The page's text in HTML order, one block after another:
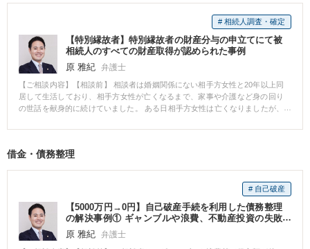
関する事情を詳細に聞き取るとともに、上司の配偶者と他の男性の関係性が
相当程度親密であることが伺えるLINEのやりとりを証拠として揃えることが
できたため、訴訟では、相談者が親密な関係にいたる相当以前の段階で既に
夫婦関係は破綻していたという方針で進めました。 上司の配偶者は自らの不
貞は一切認めませんでしたが、裁判の本人質問の場では、提出した証拠と供
述の矛盾点を的確に指摘し、判決において請求棄却が認められました。 【先
生のコメント】 相手方女性は自らの離婚を有利に進めるべく、相談者の不貞
関係の証拠として探偵をつける等入念な準備をしていましたが、こちらも丹
認められました。
# 相続人調査・確定
【特別縁故者】特別縁故者の財産分与の申立てにて被
相続人のすべての財産取得が認められた事例
原 雅紀 弁護士
【ご相談内容】【相談前】 相談者は婚姻関係にない相手方女性と20年以上同
居して生活しており、相手方女性が亡くなるまで、家事や介護など身の回り
の世話を献身的に続けていました。 ある日相手方女性は亡くなりましたが、
況でした。 遺産として数千万円以上の預貯金と不動産が残された状態になり
せんでしたので、当該遺産をどうすべきかご相談をいただきました。 【相談
別縁故者該当性について、証拠と共に詳細な主張を行った結果、相手方女性
のすべての財産を取得する内容での審判を獲得することができました。 【先
生のコメント】 特別縁故者として財産分与が認められるためには、「生計同
一者、療養看護者に準ずる程度に被相続人との間に具体的且つ現実的な交渉
があり、相続財産の全部又は一部をその者に分与することが被相続人の意思
借金・債務整理
# 自己破産
【5000万円→0円】自己破産手続を利用した債務整理
の解決事例① ギャンブルや浪費、不動産投資の失敗
から債務が増大したケースにおいて、免責許可決定が
認められた事例
原 雅紀 弁護士